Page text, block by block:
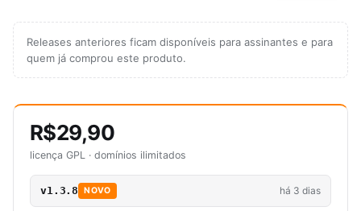
Releases anteriores ficam disponíveis para assinantes e para
quem já comprou este produto.
R$29,90
licença GPL · domínios ilimitados
v1.3.8 NOVO há 3 dias